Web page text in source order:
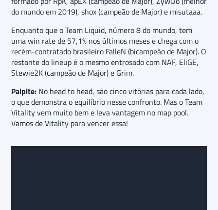
do mundo em 2019), shox (campeão de Major) e misutaaa.
Enquanto que o Team Liquid, número 8 do mundo, tem
uma win rate de 57,1% nos últimos meses e chega com o
recém-contratado brasileiro FalleN (bicampeão de Major). O
restante do lineup é o mesmo entrosado com NAF, EliGE,
Stewie2K (campeão de Major) e Grim.
Palpite: No head to head, são cinco vitórias para cada lado,
o que demonstra o equilíbrio nesse confronto. Mas o Team
Vitality vem muito bem e leva vantagem no map pool.
Vamos de Vitality para vencer essa!